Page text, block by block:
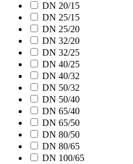
DN 20/15
DN 25/15
DN 25/20
DN 32/20
DN 32/25
DN 40/25
DN 40/32
DN 50/32
DN 50/40
DN 65/40
DN 65/50
DN 80/50
DN 80/65
DN 100/65